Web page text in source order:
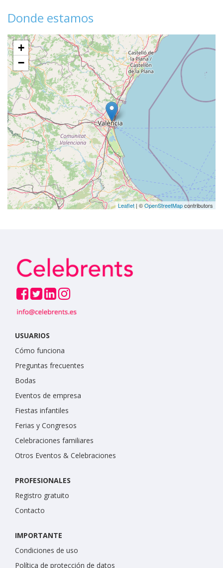
Donde estamos
+
−
Leaflet | ©OpenStreetMapcontributors
USUARIOS
Cómo funciona
Preguntas frecuentes
Bodas
Eventos de empresa
Fiestas infantiles
Ferias y Congresos
Celebraciones familiares
Otros Eventos & Celebraciones
PROFESIONALES
Registro gratuito
Contacto
IMPORTANTE
Condiciones de uso
Política de protección de datos